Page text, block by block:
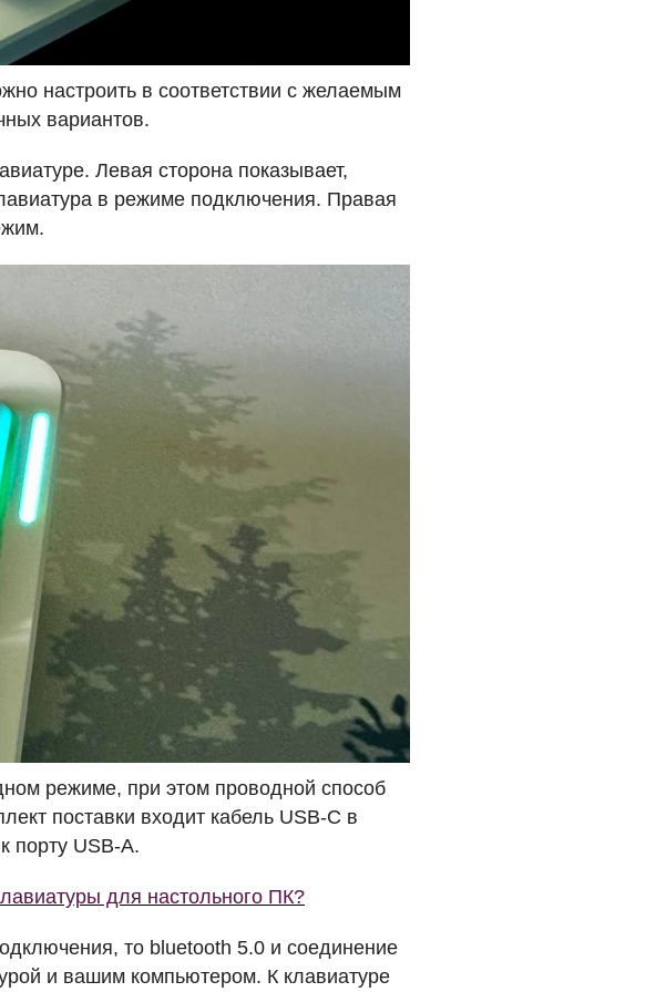
настроить в соответствии с желаемым
вариантов.
Левая сторона показывает,
в режиме подключения. Правая
режиме, при этом проводной способ
поставки входит кабель USB-C в
порту USB-A.
для настольного ПК?
то bluetooth 5.0 и соединение
и вашим компьютером. К клавиатуре